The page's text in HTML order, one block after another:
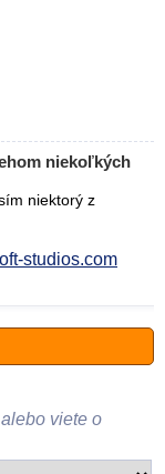
niekoľkých
niektorý z
studios.com
viete o